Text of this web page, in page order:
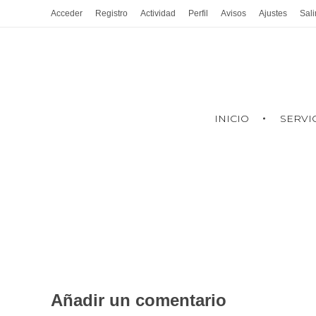
Acceder Registro Actividad Perfil Avisos Ajustes
INICIO
Añadir un comentario